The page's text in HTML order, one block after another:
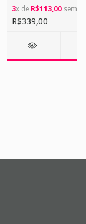
LP Vinil Preto Capa
Reedição Europeia
3x de R$113,00sem
R$339,00